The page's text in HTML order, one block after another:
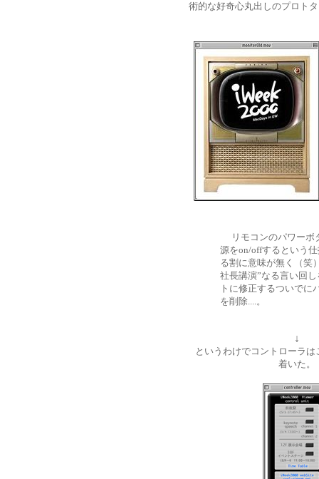
術的な好奇心丸出しのプロト
リモコンのパワーボ
源をon/offするという
る割に意味が無く（笑
社長講演”なる言い回
トに修正するついでに
を削除....。
↓
というわけでコントローラ
着いた。